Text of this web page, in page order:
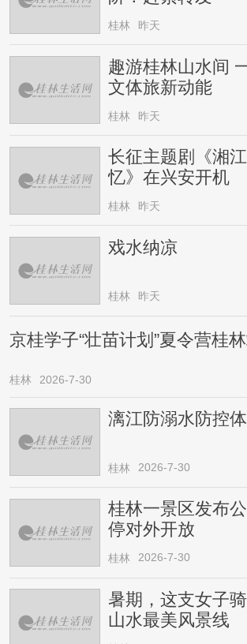
桂林 昨天
趣游桂林山水间
文体旅新动能
桂林 昨天
长征主题剧《湘
忆》在兴安开机
桂林 昨天
戏水纳凉
桂林 昨天
京桂学子“壮苗计划”夏令营桂
桂林 2026-7-30
漓江防溺水防控
桂林 2026-7-30
桂林一景区发布
停对外开放
桂林 2026-7-30
暑期，这支女子
山水最美风景线